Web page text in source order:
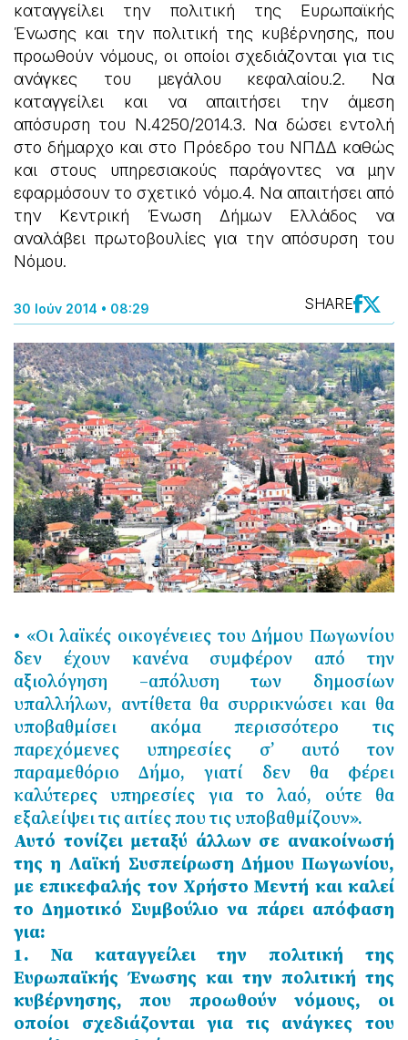
καταγγείλει την πολιτική της Ευρωπαϊκής
Ένωσης και την πολιτική της κυβέρνησης, που
προωθούν νόμους, οι οποίοι σχεδιάζονται για τις
ανάγκες του μεγάλου κεφαλαίου.2. Να
καταγγείλει και να απαιτήσει την άμεση
απόσυρση του Ν.4250/2014.3. Να δώσει εντολή
στο δήμαρχο και στο Πρόεδρο του ΝΠΔΔ καθώς
και στους υπηρεσιακούς παράγοντες να μην
εφαρμόσουν το σχετικό νόμο.4. Να απαιτήσει από
την Κεντρική Ένωση Δήμων Ελλάδος να
αναλάβει πρωτοβουλίες για την απόσυρση του
Νόμου.
30 Ιούν 2014 • 08:29 SHARE
• «Οι λαϊκές οικογένειες του Δήμου Πωγωνίου
δεν έχουν κανένα συμφέρον από την
αξιολόγηση –απόλυση των δημοσίων
υπαλλήλων, αντίθετα θα συρρικνώσει και θα
υποβαθμίσει ακόμα περισσότερο τις
παρεχόμενες υπηρεσίες σ’ αυτό τον
παραμεθόριο Δήμο, γιατί δεν θα φέρει
καλύτερες υπηρεσίες για το λαό, ούτε θα
εξαλείψει τις αιτίες που τις υποβαθμίζουν».
Αυτό τονίζει μεταξύ άλλων σε ανακοίνωσή
της η Λαϊκή Συσπείρωση Δήμου Πωγωνίου,
με επικεφαλής τον Χρήστο Μεντή και καλεί
το Δημοτικό Συμβούλιο να πάρει απόφαση
για:
1. Να καταγγείλει την πολιτική της
Ευρωπαϊκής Ένωσης και την πολιτική της
κυβέρνησης, που προωθούν νόμους, οι
οποίοι σχεδιάζονται για τις ανάγκες του